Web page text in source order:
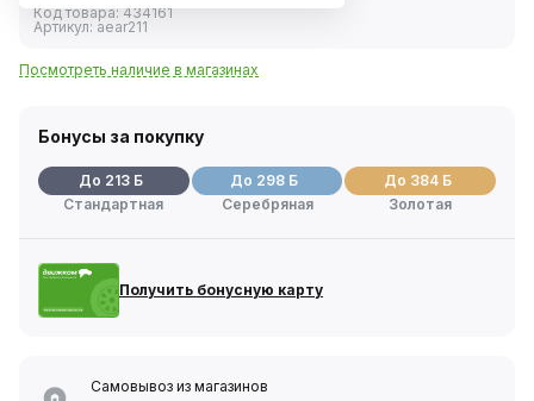
Код товара:434161
Артикул: aear211
Посмотреть наличие в магазинах
Бонусы за покупку
До 213 Б
Стандартная
До 298 Б
Серебряная
До 384 Б
Золотая
Получить бонусную карту
Самовывоз из магазинов